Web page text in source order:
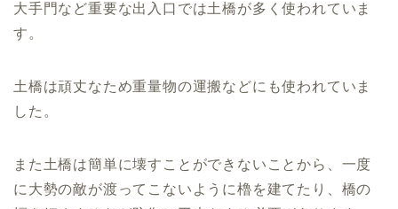
大手門など重要な出入口では土橋が多く使われていま
す。
土橋は頑丈なため重量物の運搬などにも使われていま
した。
また土橋は簡単に壊すことができないことから、一度
に大勢の敵が渡ってこないように櫓を建てたり、橋の